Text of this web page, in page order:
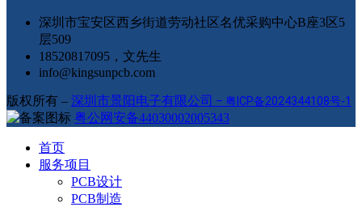
深圳市宝安区西乡街道劳动社区名优采购中心B座3区5
层509
18520817095，文先生
info@kingsunpcb.com
版权所有 – 深圳市景阳电子有限公司 – 粤ICP备2024344108号-1
粤公网安备44030002005343
首页
服务项目
PCB设计
PCB制造